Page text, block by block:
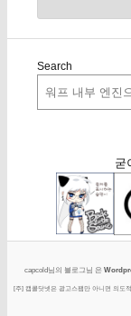
Search
굳
capcold님의 블로그님 은
[주] 캡콜닷넷은 광고스팸만 아니면 의도